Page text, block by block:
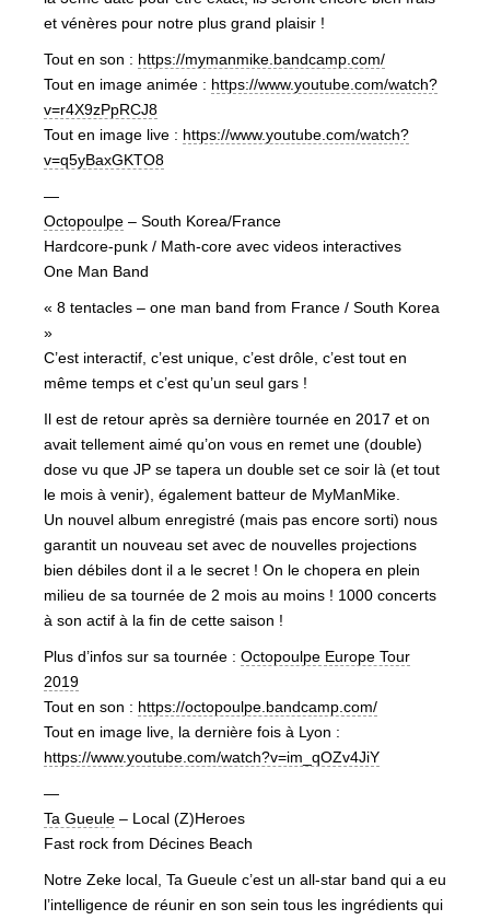
et vénères pour notre plus grand plaisir !
Tout en son : https://mymanmike.bandcamp.com/
Tout en image animée : https://www.youtube.com/watch?
v=r4X9zPpRCJ8
Tout en image live : https://www.youtube.com/watch?
v=q5yBaxGKTO8
—
Octopoulpe – South Korea/France
Hardcore-punk / Math-core avec videos interactives
One Man Band
« 8 tentacles – one man band from France / South Korea
»
C’est interactif, c’est unique, c’est drôle, c’est tout en
même temps et c’est qu’un seul gars !
Il est de retour après sa dernière tournée en 2017 et on
avait tellement aimé qu’on vous en remet une (double)
dose vu que JP se tapera un double set ce soir là (et tout
le mois à venir), également batteur de MyManMike.
Un nouvel album enregistré (mais pas encore sorti) nous
garantit un nouveau set avec de nouvelles projections
bien débiles dont il a le secret ! On le chopera en plein
milieu de sa tournée de 2 mois au moins ! 1000 concerts
à son actif à la fin de cette saison !
Plus d’infos sur sa tournée : Octopoulpe Europe Tour
2019
Tout en son : https://octopoulpe.bandcamp.com/
Tout en image live, la dernière fois à Lyon :
https://www.youtube.com/watch?v=im_qOZv4JiY
—
Ta Gueule – Local (Z)Heroes
Fast rock from Décines Beach
Notre Zeke local, Ta Gueule c’est un all-star band qui a eu
l’intelligence de réunir en son sein tous les ingrédients qui